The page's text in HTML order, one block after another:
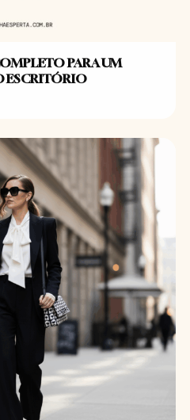
PARA UM
ESCRITÓRIO